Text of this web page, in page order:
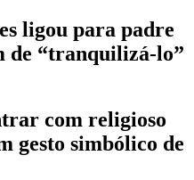
ligou para padre
de “tranquilizá-lo”
com religioso
gesto simbólico de